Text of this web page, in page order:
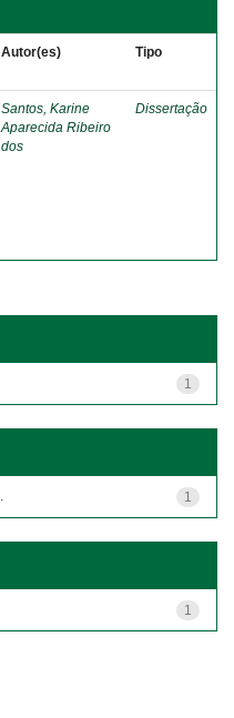
Autor(es) Tipo
Santos, Karine
Aparecida Ribeiro
dos
Dissertação
1
1
1